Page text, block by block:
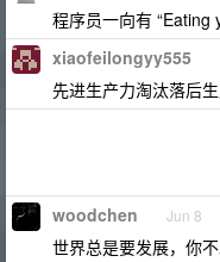
程序员一向有 “Eating
xiaofeilongyy555
先进生产力淘汰落后
woodchen Jun 8
世界总是要发展，你